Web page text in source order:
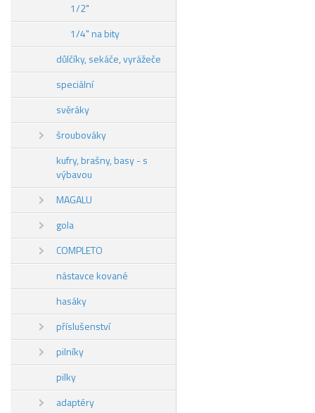
1/2"
1/4" na bity
důlčíky, sekáče, vyrážeče
speciální
svěráky
šroubováky
kufry, brašny, basy - s
výbavou
MAGALU
gola
COMPLETO
nástavce kované
hasáky
příslušenství
pilníky
pilky
adaptéry